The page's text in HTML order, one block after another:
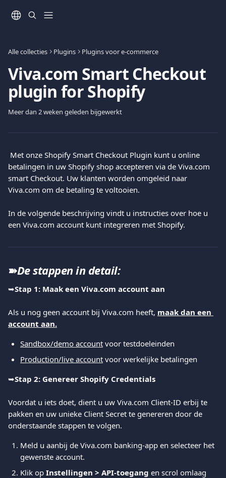
Alle collecties Plugins Plugins voor e-commerce
Viva.com Smart Checkout
plugin for Shopify
Meer dan 2 weken geleden bijgewerkt
betalingen in uw Shopify shop accepteren via de Viva.com
smart Checkout. Uw klanten worden omgeleid naar
Viva.com om de betaling te voltooien.
In de volgende beschrijving vindt u instructies over hoe u
een Viva.com account kunt integreren met Shopify.
➽De stappen in detail:
➥Stap 1: Maak een Viva.com account aan
Als u nog geen account bij Viva.com heeft, maak dan een
account aan.
Sandbox/demo account voor testdoeleinden
Production/live account voor werkelijke betalingen
➥Stap 2: Genereer Shopify Credentials
Voordat u iets doet, dient u uw Viva.com Client-ID erbij te
pakken en uw unieke Client Secret te genereren door de
onderstaande stappen te volgen.
Meld u aanbij de Viva.com banking-app en selecteer het
gewenste account.
Klik op Instellingen > API-toegang en scrol omlaag